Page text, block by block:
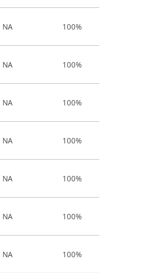
NA 100%
NA 100%
NA 100%
NA 100%
NA 100%
NA 100%
NA 100%